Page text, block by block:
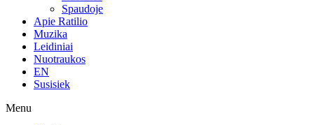
Spaudoje
Apie Ratilio
Muzika
Leidiniai
Nuotraukos
EN
Susisiek
Menu